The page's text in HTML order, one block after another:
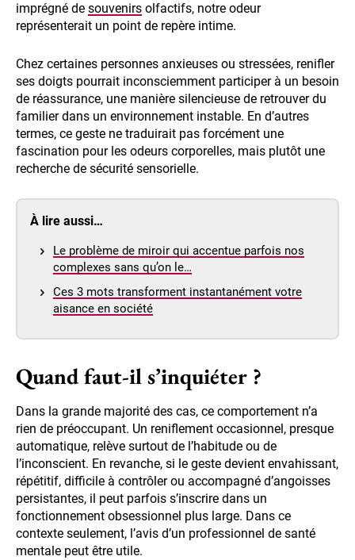
imprégné de souvenirs olfactifs, notre odeur
représenterait un point de repère intime.
Chez certaines personnes anxieuses ou stressées, renifler
ses doigts pourrait inconsciemment participer à un besoin
de réassurance, une manière silencieuse de retrouver du
familier dans un environnement instable. En d’autres
termes, ce geste ne traduirait pas forcément une
fascination pour les odeurs corporelles, mais plutôt une
recherche de sécurité sensorielle.
À lire aussi…
Le problème de miroir qui accentue parfois nos
complexes sans qu’on le…
Ces 3 mots transforment instantanément votre
aisance en société
Quand faut-il s’inquiéter ?
Dans la grande majorité des cas, ce comportement n’a
rien de préoccupant. Un reniflement occasionnel, presque
automatique, relève surtout de l’habitude ou de
l’inconscient. En revanche, si le geste devient envahissant,
répétitif, difficile à contrôler ou accompagné d’angoisses
persistantes, il peut parfois s’inscrire dans un
fonctionnement obsessionnel plus large. Dans ce
contexte seulement, l’avis d’un professionnel de santé
mentale peut être utile.